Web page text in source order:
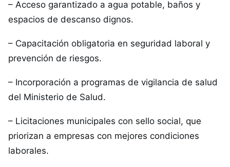
– Acceso garantizado a agua potable, baños y
espacios de descanso dignos.
– Capacitación obligatoria en seguridad laboral y
prevención de riesgos.
– Incorporación a programas de vigilancia de salud
del Ministerio de Salud.
– Licitaciones municipales con sello social, que
priorizan a empresas con mejores condiciones
laborales.